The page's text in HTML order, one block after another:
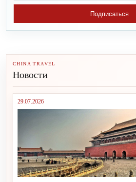
Подписаться
CHINA TRAVEL
Новости
29.07.2026